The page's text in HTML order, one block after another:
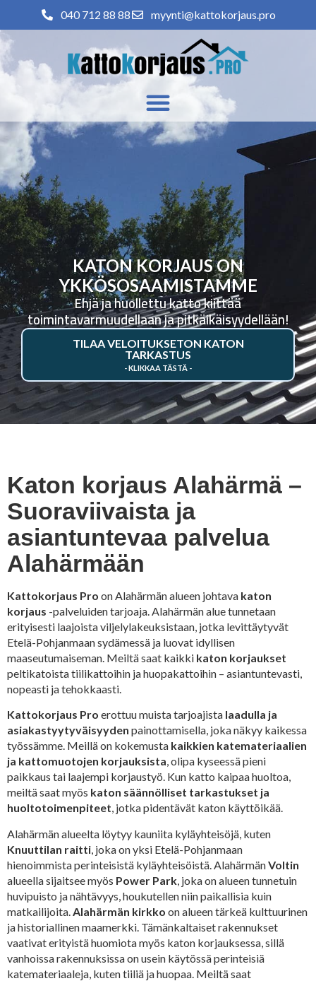
040 712 88 88 myynti@kattokorjaus.pro
KATON KORJAUS ON
YKKÖSOSAAMISTAMME
Ehjä ja huollettu katto kiittää
toimintavarmuudellaan ja pitkäikäisyydellään!
TILAA VELOITUKSETON KATON
TARKASTUS
Katon korjaus Alahärmä –
Suoraviivaista ja
asiantuntevaa palvelua
Alahärmään
Kattokorjaus Pro on Alahärmän alueen johtava katon
korjaus -palveluiden tarjoaja. Alahärmän alue tunnetaan
erityisesti laajoista viljelylakeuksistaan, jotka levittäytyvät
Etelä-Pohjanmaan sydämessä ja luovat idyllisen
maaseutumaiseman. Meiltä saat kaikki katon korjaukset
peltikatoista tiilikattoihin ja huopakattoihin – asiantuntevasti,
nopeasti ja tehokkaasti.
Kattokorjaus Pro erottuu muista tarjoajista laadulla ja
asiakastyytyväisyyden painottamisella, joka näkyy kaikessa
työssämme. Meillä on kokemusta kaikkien katemateriaalien
ja kattomuotojen korjauksista, olipa kyseessä pieni
paikkaus tai laajempi korjaustyö. Kun katto kaipaa huoltoa,
meiltä saat myös katon säännölliset tarkastukset ja
huoltotoimenpiteet, jotka pidentävät katon käyttöikää.
Alahärmän alueelta löytyy kauniita kyläyhteisöjä, kuten
Knuuttilan raitti , joka on yksi Etelä-Pohjanmaan
hienoimmista perinteisistä kyläyhteisöistä. AlahärmänVoltin
alueella sijaitsee myös Power Park , joka on alueen tunnetuin
huvipuisto ja nähtävyys, houkutellen niin paikallisia kuin
matkailijoita. Alahärmän kirkko on alueen tärkeä kulttuurinen
ja historiallinen maamerkki. Tämänkaltaiset rakennukset
vaativat erityistä huomiota myös katon korjauksessa, sillä
vanhoissa rakennuksissa on usein käytössä perinteisiä
katemateriaaleja, kuten tiiliä ja huopaa. Meiltä saat